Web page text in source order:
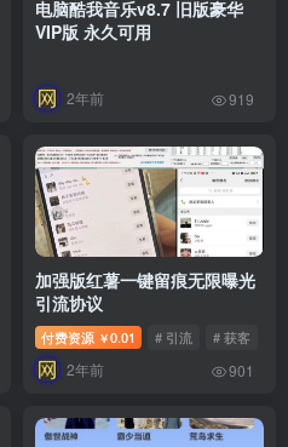
电脑酷我音乐v8.7 旧版豪华
VIP版 永久可用
2年前 919
加强版红薯一键留痕无限曝光
引流协议
付费资源 ￥0.01 # 引流 # 获客
2年前 901